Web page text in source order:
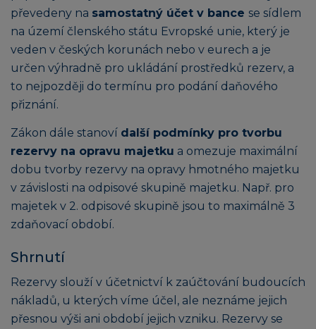
převedeny na samostatný účet v bance se sídlem
na území členského státu Evropské unie, který je
veden v českých korunách nebo v eurech a je
určen výhradně pro ukládání prostředků rezerv, a
to nejpozději do termínu pro podání daňového
přiznání.
Zákon dále stanoví další podmínky pro tvorbu
rezervy na opravu majetku a omezuje maximální
dobu tvorby rezervy na opravy hmotného majetku
v závislosti na odpisové skupině majetku. Např. pro
majetek v 2. odpisové skupině jsou to maximálně 3
zdaňovací období.
Shrnutí
Rezervy slouží v účetnictví k zaúčtování budoucích
nákladů, u kterých víme účel, ale neznáme jejich
přesnou výši ani období jejich vzniku. Rezervy se